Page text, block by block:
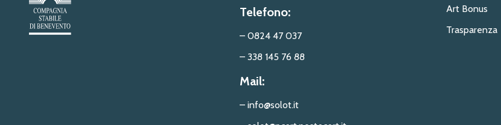
Telefono:
– 0824 47 037
– 338 145 76 88
Mail:
– info@solot.it
Art Bonus
Trasparenza